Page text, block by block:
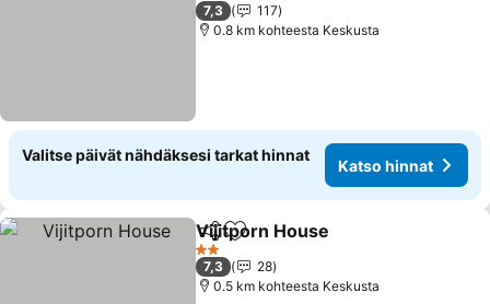
7,3
117
0.8 km kohteesta Keskusta
Valitse päivät nähdäksesi tarkat hinnat
Katso hinnat
Jaa Lisää suosikkeihin
Vijitporn House
2 Tähtiluokitus
7,3
28
0.5 km kohteesta Keskusta